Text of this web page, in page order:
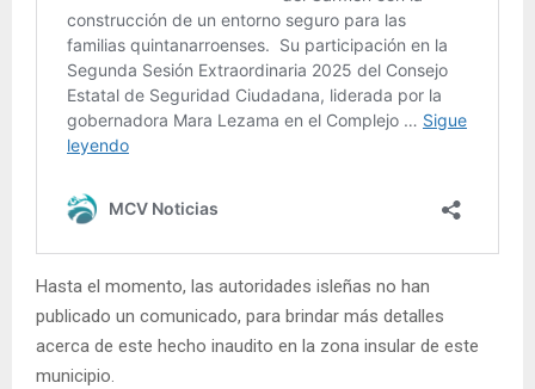
Hasta el momento, las autoridades isleñas no han
publicado un comunicado, para brindar más detalles
acerca de este hecho inaudito en la zona insular de este
municipio.